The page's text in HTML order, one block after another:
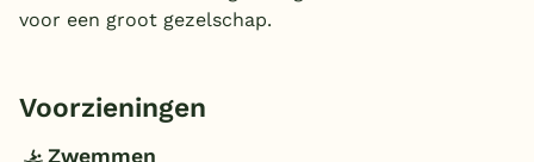
voor een groot gezelschap.
Voorzieningen
Zwemmen